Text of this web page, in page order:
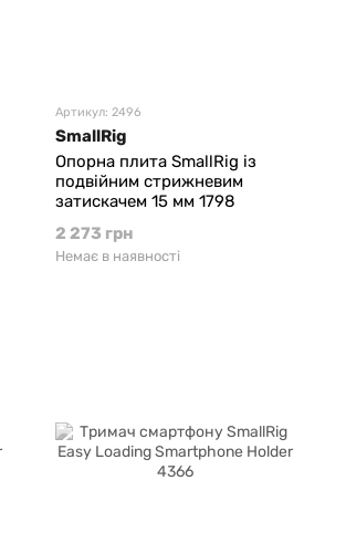
Артикул: 2496
SmallRig
Опорна плита SmallRig із
подвійним стрижневим
затискачем 15 мм 1798
2 273 грн
Немає в наявності